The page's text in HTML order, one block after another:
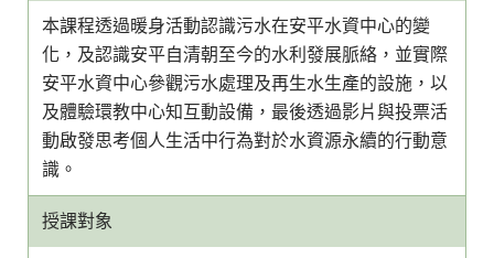
本課程透過暖身活動認識污水在安平水資中心的變
化，及認識安平自清朝至今的水利發展脈絡，並實際
安平水資中心參觀污水處理及再生水生產的設施，以
及體驗環教中心知互動設備，最後透過影片與投票活
動啟發思考個人生活中行為對於水資源永續的行動意
識。
授課對象